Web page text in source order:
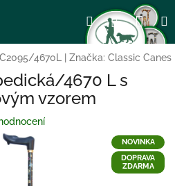
HledatPřihlášení
4670L Značka: Classic Canes
4670 L s
vzorem
NOVINKA
DOPRAVA
ZDARMA